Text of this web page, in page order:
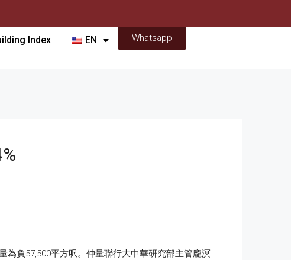
Index EN Whatsapp
負57,500平方呎。仲量聯行大中華研究部主管龐溟